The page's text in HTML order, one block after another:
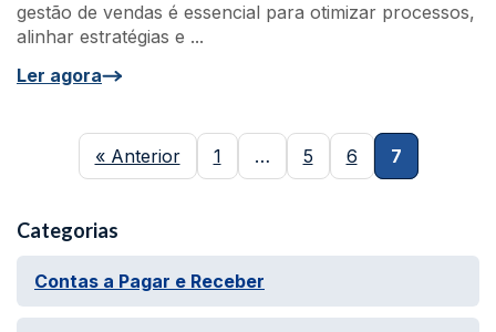
gestão de vendas é essencial para otimizar processos,
alinhar estratégias e ...
Ler agora
« Anterior 1 … 5 6 7
Categorias
Contas a Pagar e Receber